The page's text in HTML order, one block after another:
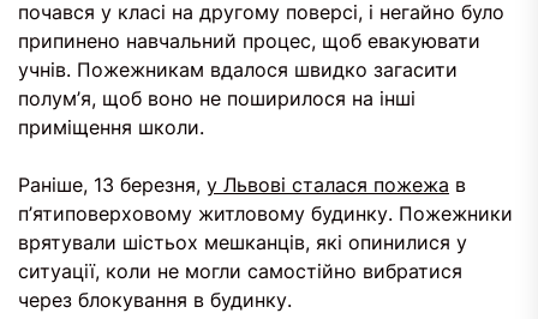
почався у класі на другому поверсі, і негайно було
припинено навчальний процес, щоб евакуювати
учнів. Пожежникам вдалося швидко загасити
полум’я, щоб воно не поширилося на інші
приміщення школи.
Раніше, 13 березня, у Львові сталася пожежа в
п’ятиповерховому житловому будинку. Пожежники
врятували шістьох мешканців, які опинилися у
ситуації, коли не могли самостійно вибратися
через блокування в будинку.